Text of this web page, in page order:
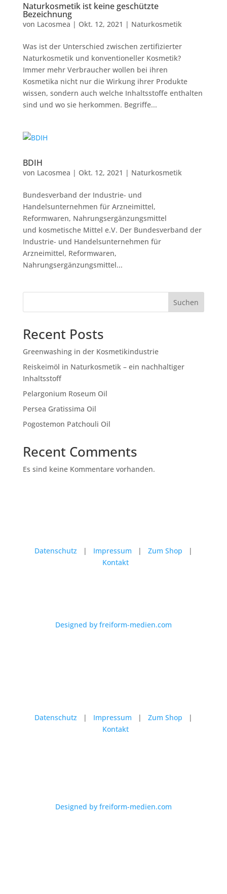
Naturkosmetik ist keine geschützte
Bezeichnung
von Lacosmea | Okt. 12, 2021 | Naturkosmetik
Was ist der Unterschied zwischen zertifizierter
Naturkosmetik und konventioneller Kosmetik?
Immer mehr Verbraucher wollen bei ihren
Kosmetika nicht nur die Wirkung ihrer Produkte
wissen, sondern auch welche Inhaltsstoffe enthalten
sind und wo sie herkommen. Begriffe...
BDIH
von Lacosmea | Okt. 12, 2021 | Naturkosmetik
Bundesverband der Industrie- und
Handelsunternehmen für Arzneimittel,
Reformwaren, Nahrungsergänzungsmittel
und kosmetische Mittel e.V. Der Bundesverband der
Industrie- und Handelsunternehmen für
Arzneimittel, Reformwaren,
Nahrungsergänzungsmittel...
Suchen
Recent Posts
Greenwashing in der Kosmetikindustrie
Reiskeimöl in Naturkosmetik – ein nachhaltiger
Inhaltsstoff
Pelargonium Roseum Oil
Persea Gratissima Oil
Pogostemon Patchouli Oil
Recent Comments
Es sind keine Kommentare vorhanden.
Datenschutz | Impressum | Zum Shop |
Kontakt
Designed by freiform-medien.com
Datenschutz | Impressum | Zum Shop |
Kontakt
Designed by freiform-medien.com